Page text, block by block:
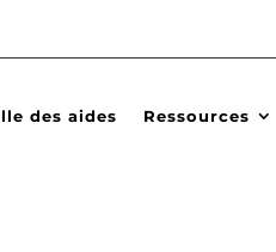
des aides Ressources